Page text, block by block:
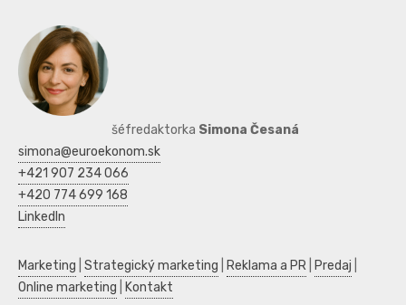
šéfredaktorka Simona Česaná
simona@euroekonom.sk
+421 907 234 066
+420 774 699 168
LinkedIn
Marketing Strategický marketing Reklama a PR Predaj
Online marketing
Kontakt